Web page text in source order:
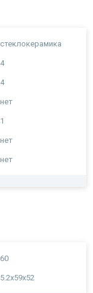
стеклокерамика
4
4
нет
1
нет
нет
60
5.2x59x52